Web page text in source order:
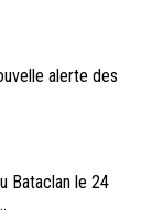
alerte des
Bataclan le 24